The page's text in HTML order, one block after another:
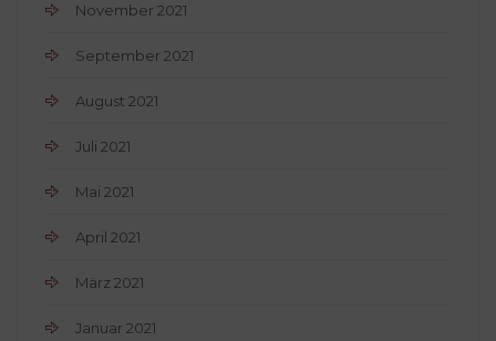
November 2021
September 2021
August 2021
Juli 2021
Mai 2021
April 2021
März 2021
Januar 2021